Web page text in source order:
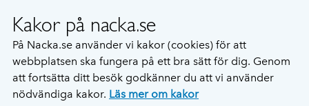
Kakor på nacka.se
På Nacka.se använder vi kakor (cookies) för att
webbplatsen ska fungera på ett bra sätt för dig. Genom
att fortsätta ditt besök godkänner du att vi använder
nödvändiga kakor. Läs mer om kakor